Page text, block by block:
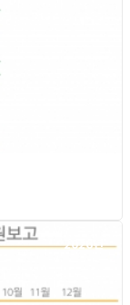
2026년